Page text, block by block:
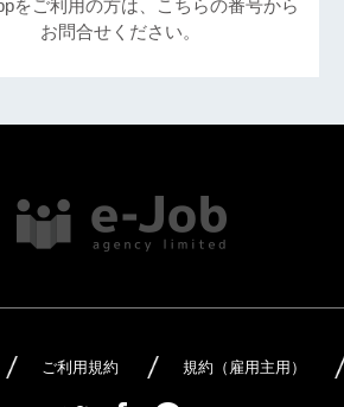
をご利用の方は、こちらの番号から
お問合せください。
ご利用規約 規約（雇用主用）